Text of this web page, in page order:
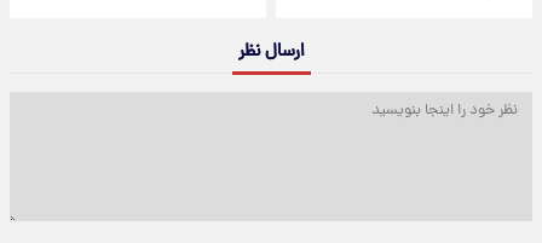
ارسال نظر